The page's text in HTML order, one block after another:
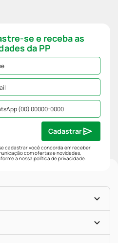
se e receba as
da PP
cadastrar você concorda em receber
com ofertas e novidades,
a nossapolítica de privacidade.
Cadastrar